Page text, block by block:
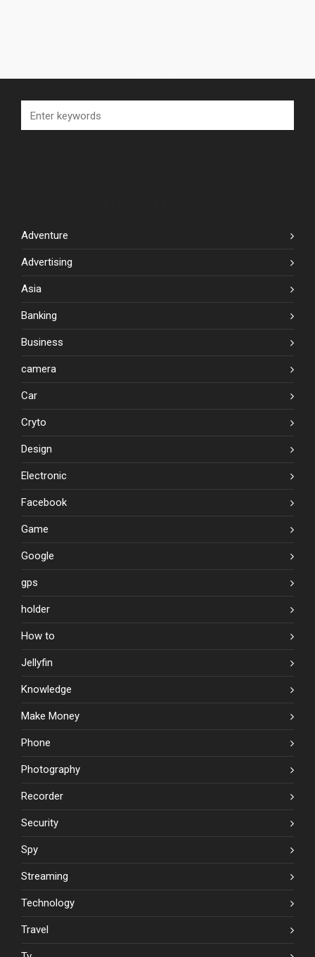
Adventure
Advertising
Asia
Banking
Business
camera
Car
Cryto
Design
Electronic
Facebook
Game
Google
gps
holder
How to
Jellyfin
Knowledge
Make Money
Phone
Photography
Recorder
Security
Spy
Streaming
Technology
Travel